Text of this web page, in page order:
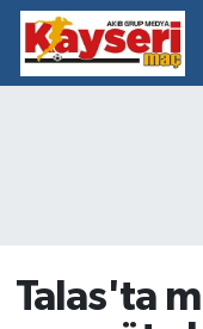
Talas'ta
EĞİTİM
Nöbetçi